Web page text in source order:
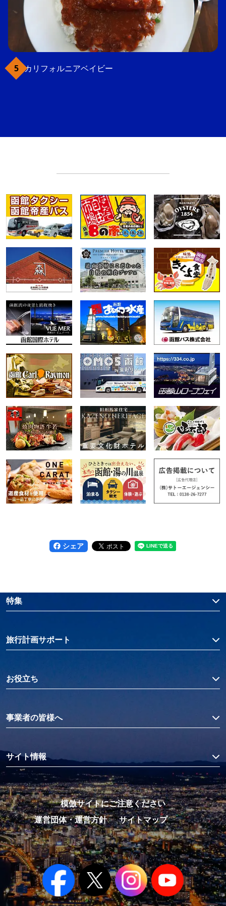
カリフォルニアベイビー
シェア
特集
旅行計画サポート
お役立ち
事業者の皆様へ
サイト情報
模倣サイトにご注意ください
運営団体・運営方針
サイトマップ